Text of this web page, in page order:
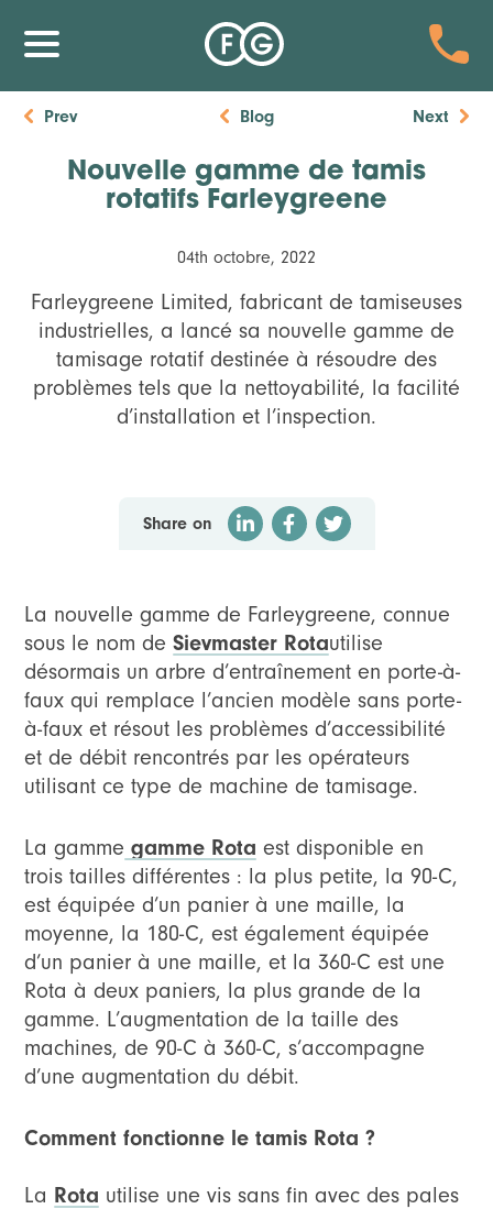
Prev Blog Next
Nouvelle gamme de tamis
rotatifs Farleygreene
04th octobre, 2022
Farleygreene Limited, fabricant de tamiseuses
industrielles, a lancé sa nouvelle gamme de
tamisage rotatif destinée à résoudre des
problèmes tels que la nettoyabilité, la facilité
d’installation et l’inspection.
Share on
La nouvelle gamme de Farleygreene, connue
sous le nom deSievmaster Rotautilise
désormais un arbre d’entraînement en porte-à-
faux qui remplace l’ancien modèle sans porte-
à-faux et résout les problèmes d’accessibilité
et de débit rencontrés par les opérateurs
utilisant ce type de machine de tamisage.
La gamme gamme Rota est disponible en
trois tailles différentes : la plus petite, la 90-C,
est équipée d’un panier à une maille, la
moyenne, la 180-C, est également équipée
d’un panier à une maille, et la 360-C est une
Rota à deux paniers, la plus grande de la
gamme. L’augmentation de la taille des
machines, de 90-C à 360-C, s’accompagne
d’une augmentation du débit.
Comment fonctionne le tamis Rota ?
La Rota utilise une vis sans fin avec des pales